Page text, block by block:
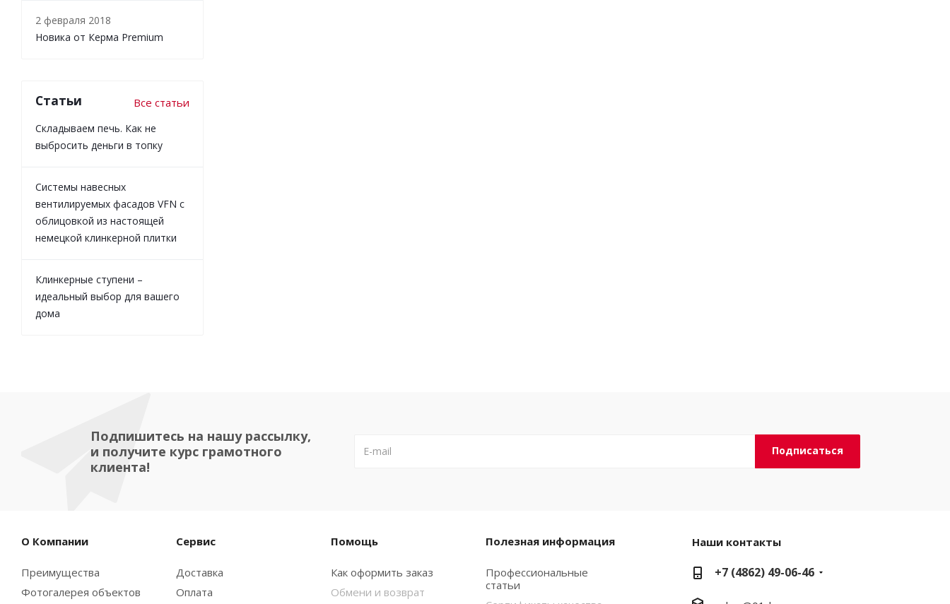
2 февраля 2018
Новика от Керма Premium
Статьи Все статьи
Складываем печь. Как не
выбросить деньги в топку
Системы навесных
вентилируемых фасадов VFN с
облицовкой из настоящей
немецкой клинкерной плитки
Клинкерные ступени –
идеальный выбор для вашего
дома
Подпишитесь на нашу рассылку,
и получите курс грамотного
клиента!
О Компании
Преимущества
Фотогалерея объектов
Сервис
Доставка
Оплата
Помощь
Как оформить заказ
Обмени и возврат
Полезная информация
Профессиональные
статьи
Наши контакты
+7 (4862) 49-06-46